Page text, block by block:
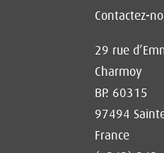
Contactez-
29 rue
Charmoy
BP. 60315
97494
France